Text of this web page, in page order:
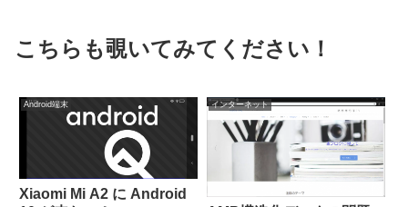
こちらも覗いてみてください！
Android端末
Xiaomi Mi A2 に Android
インターネット